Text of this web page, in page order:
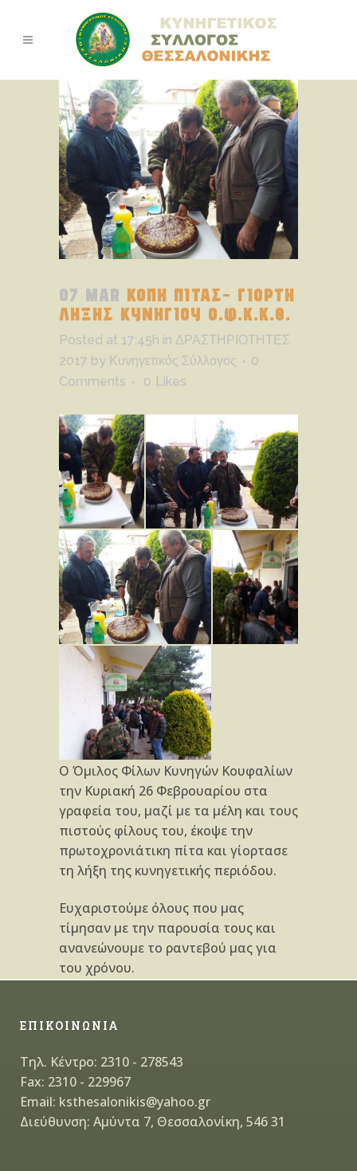
07 MAR ΚΟΠΗ ΠΙΤΑΣ- ΓΙΟΡΤΗ
ΛΗΞΗΣ ΚΥΝΗΓΙΟΥ Ο.Φ.Κ.Κ.Θ.
Posted at 17:45h in ΔΡΑΣΤΗΡΙΟΤΗΤΕΣ
2017 by Κυνηγετικός Σύλλογος
0
Comments
0 Likes
Ο Όμιλος Φίλων Κυνηγών Κουφαλίων
την Κυριακή 26 Φεβρουαρίου στα
γραφεία του, μαζί με τα μέλη και τους
πιστούς φίλους του, έκοψε την
πρωτοχρονιάτικη πίτα και γίορτασε
τη λήξη της κυνηγετικής περιόδου.
Ευχαριστούμε όλους που μας
τίμησαν με την παρουσία τους και
ανανεώνουμε το ραντεβού μας για
του χρόνου.
ΕΠΙΚΟΙΝΩΝΙΑ
Τηλ. Κέντρο: 2310 - 278543
Fax: 2310 - 229967
Email: ksthesalonikis@yahoo.gr
Διεύθυνση: Αμύντα 7, Θεσσαλονίκη, 546 31